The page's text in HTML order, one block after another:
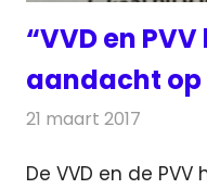
“VVD en
aandacht op
21 maart 2017
De VVD en de